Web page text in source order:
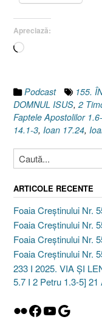
Apreciază:
Încarc...
Podcast
155.
DOMNUL ISUS, 2
Faptele Apostolilor
14.1-3, Ioan 17.24,
ARTICOLE RECENTE
Foaia Creștinului Nr.
Foaia Creștinului Nr.
Foaia Creștinului Nr.
Foaia Creștinului Nr.
233 I 2025. VIA ȘI
5.7 I 2 Petru 1.3-5] 21
Flickr
Facebook
YouTube
Google